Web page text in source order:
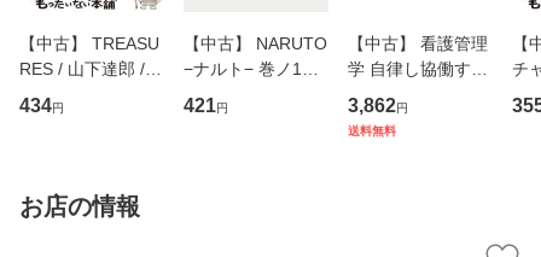
【中古】 TREASU
RES / 山下達郎 /
イーストウエス
ト・ジャパン [CD]
434円
【中古】 NARUTO
−ナルト− 巻ノ1
（ジャンプコミッ
クス） / 岸本 斉史
421円
【中古】 看護管理
学 自律し協働する
専門職の看護マネ
ジメントスキル 改
3,862円
送料無料
【
チ
キ
お店の情報